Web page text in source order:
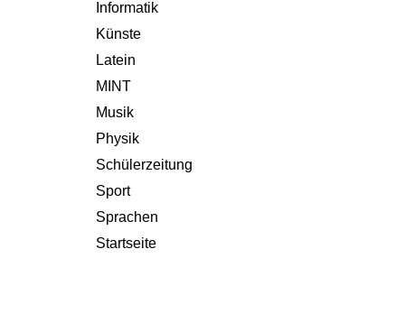
Informatik
Künste
Latein
MINT
Musik
Physik
Schülerzeitung
Sport
Sprachen
Startseite